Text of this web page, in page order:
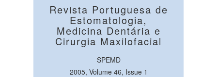
Revista Portuguesa de
Estomatologia,
Medicina Dentária e
Cirurgia Maxilofacial
SPEMD
2005, Volume 46, Issue 1